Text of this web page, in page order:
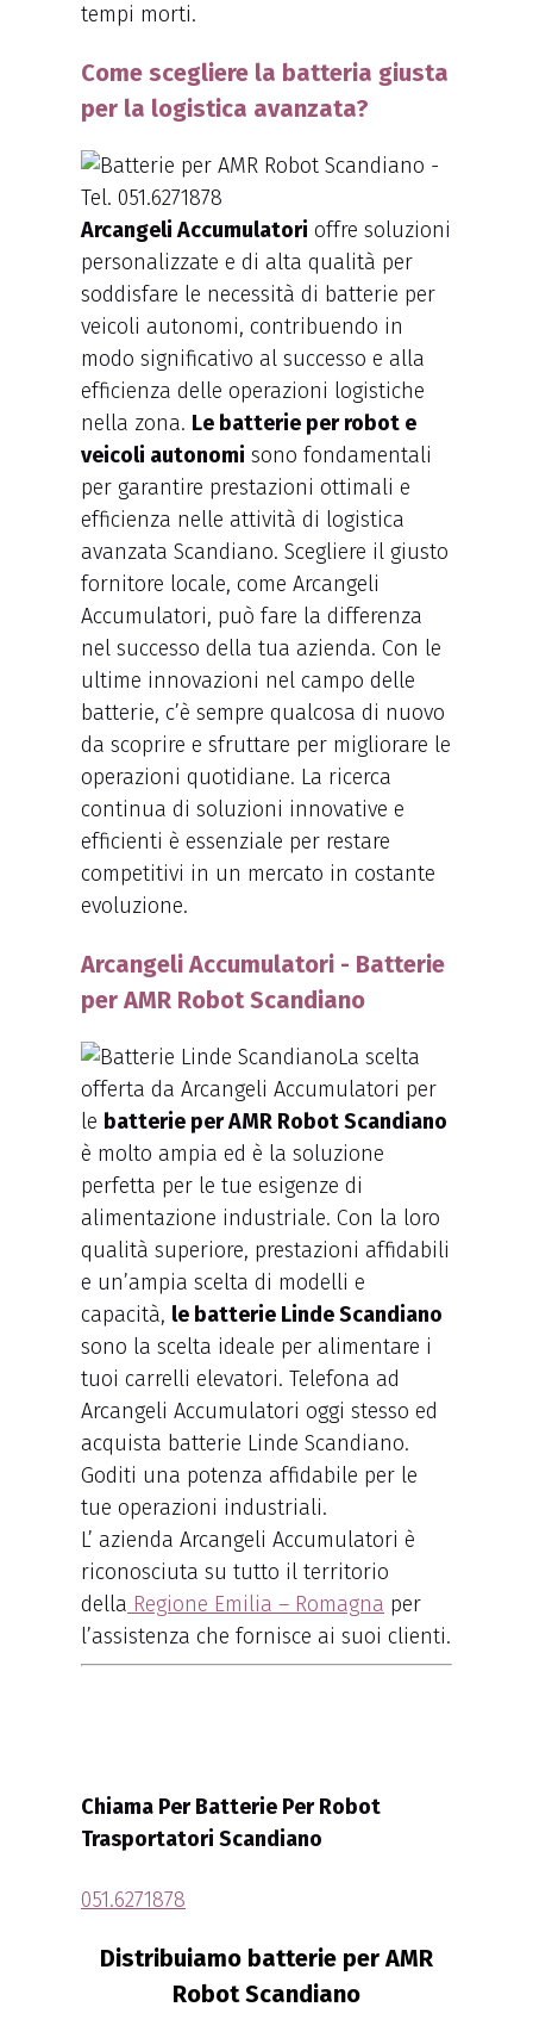
tempi morti.
Come scegliere la batteria giusta
per la logistica avanzata?
Arcangeli Accumulatori offre soluzioni
personalizzate e di alta qualità per
soddisfare le necessità di batterie per
veicoli autonomi, contribuendo in
modo significativo al successo e alla
efficienza delle operazioni logistiche
nella zona. Le batterie per robot e
veicoli autonomi sono fondamentali
per garantire prestazioni ottimali e
efficienza nelle attività di logistica
avanzata Scandiano. Scegliere il giusto
fornitore locale, come Arcangeli
Accumulatori, può fare la differenza
nel successo della tua azienda. Con le
ultime innovazioni nel campo delle
batterie, c’è sempre qualcosa di nuovo
da scoprire e sfruttare per migliorare le
operazioni quotidiane. La ricerca
continua di soluzioni innovative e
efficienti è essenziale per restare
competitivi in un mercato in costante
evoluzione.
Arcangeli Accumulatori - Batterie
per AMR Robot Scandiano
La scelta
offerta da Arcangeli Accumulatori per
le batterie per AMR Robot Scandiano
è molto ampia ed è la soluzione
perfetta per le tue esigenze di
alimentazione industriale. Con la loro
qualità superiore, prestazioni affidabili
e un’ampia scelta di modelli e
capacità, le batterie Linde Scandiano
sono la scelta ideale per alimentare i
tuoi carrelli elevatori. Telefona ad
Arcangeli Accumulatori oggi stesso ed
acquista batterie Linde Scandiano.
Goditi una potenza affidabile per le
tue operazioni industriali.
L’ azienda Arcangeli Accumulatori è
riconosciuta su tutto il territorio
della Regione Emilia – Romagna per
l’assistenza che fornisce ai suoi clienti.
Chiama Per Batterie Per Robot
Trasportatori Scandiano
051.6271878
Distribuiamo batterie per AMR
Robot Scandiano